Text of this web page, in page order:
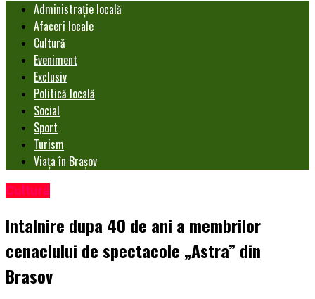
Administrație locală
Afaceri locale
Cultură
Eveniment
Exclusiv
Politică locală
Social
Sport
Turism
Viața în Brașov
Cultură
Intalnire dupa 40 de ani a membrilor
cenaclului de spectacole „Astra” din
Brasov